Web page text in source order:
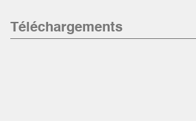
Téléchargements